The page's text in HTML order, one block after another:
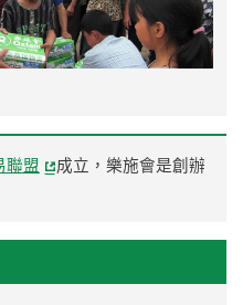
聯盟
成立，樂施會是創辦